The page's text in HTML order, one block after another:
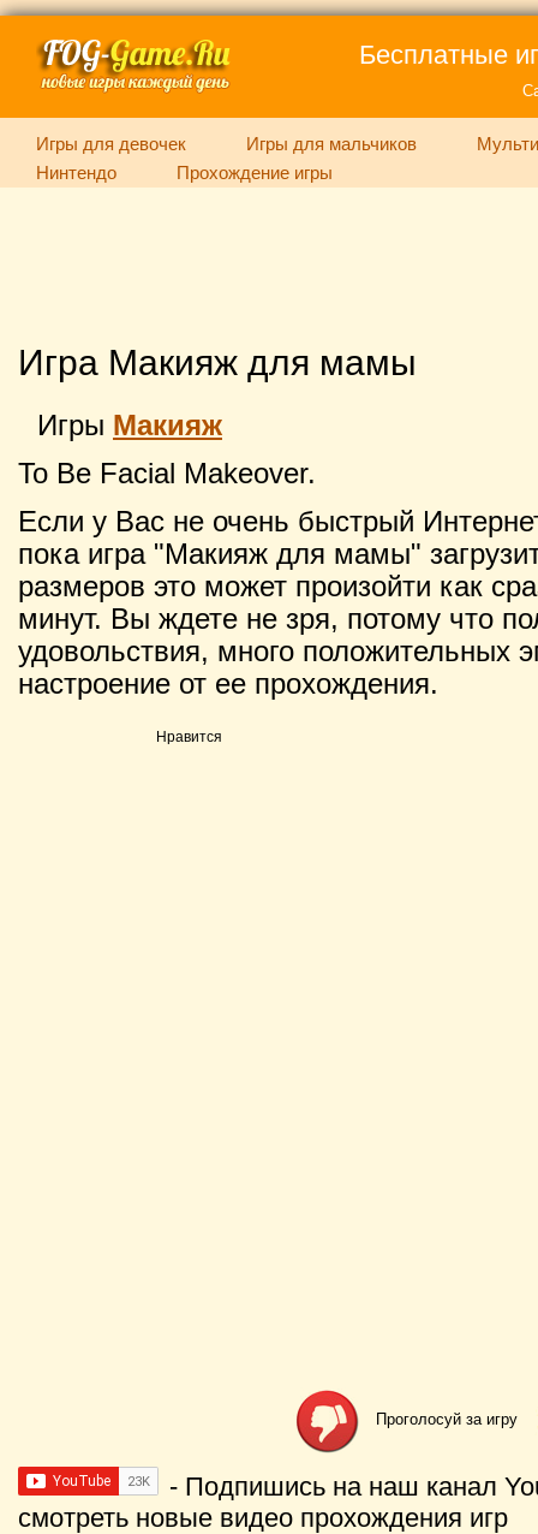
Бесплатные
Игры для девочек Игры для мальчиков
Нинтендо
Прохождение игры
Игра Макияж для мамы
Игры Макияж
To Be Facial Makeover.
Если у Вас не очень быстрый
пока игра "Макияж для мамы"
размеров это может произойти как
минут. Вы ждете не зря, потому что
удовольствия, много положительных
настроение от ее прохождения.
Нравится
Проголосуй за игру
- Подпишись на наш канал
смотреть новые видео прохождения игр